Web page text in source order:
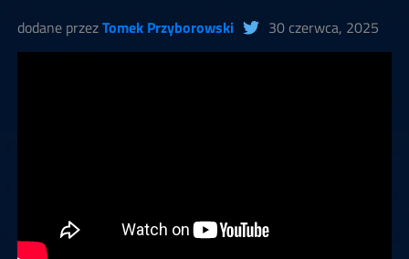
dodane przezTomek Przyborowski 30 czerwca, 2025